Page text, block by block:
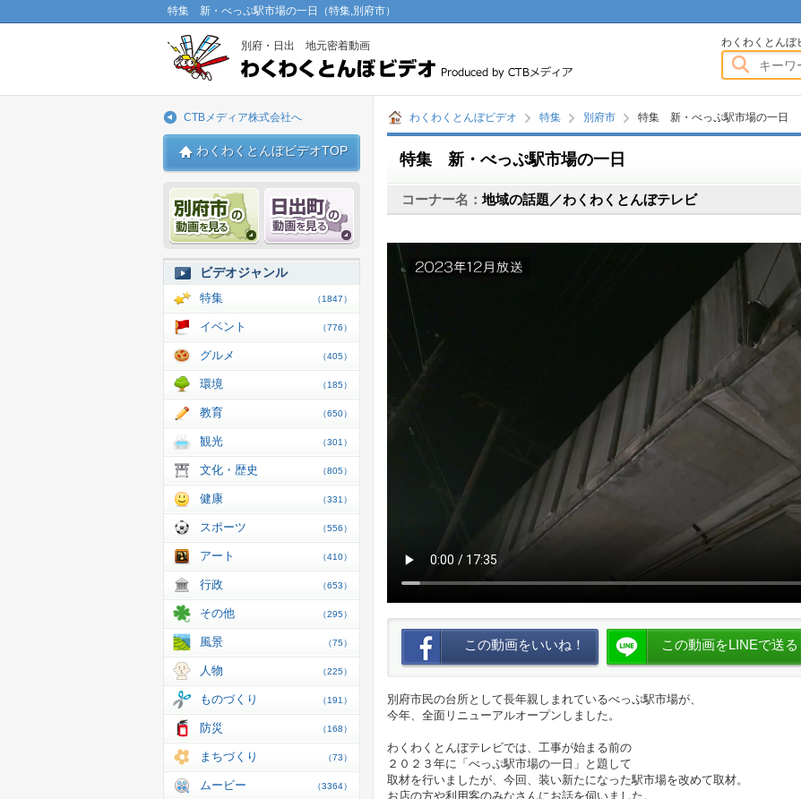
特集 新・べっぷ駅市場の一日（特集,別府市）
別府・日出 地元密着動画 わくわくとんぼビデオわくわくとんぼ
わくわくとんぼビデオ 特集 別府市 特集 新・べっぷ駅市場の一日
特集 新・べっぷ駅市場の一日
コーナー名：地域の話題／わくわくとんぼテレビ
この動画をいいね！ この動画をLINEで送る
別府市民の台所として長年親しまれているべっぷ駅市場が、
今年、全面リニューアルオープンしました。
わくわくとんぼテレビでは、工事が始まる前の
２０２３年に「べっぷ駅市場の一日」と題して
取材を行いましたが、今回、装い新たになった駅市場を改めて取材。
お店の方や利用客のみなさんにお話を伺いました。
CTBメディア株式会社へ
わくわくとんぼビデオTOP
別府市 動画 日出 動画
ビデオジャンル
特集 （1847）
イベント （776）
グルメ （405）
環境 （185）
教育 （650）
観光 （301）
文化・歴史 （805）
健康 （331）
スポーツ （556）
アート （410）
行政 （653）
その他 （295）
風景 （75）
人物 （225）
ものづくり （191）
防災 （168）
まちづくり （73）
ムービー （3364）